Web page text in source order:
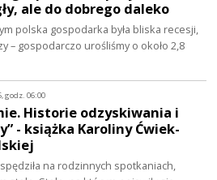
ale do dobrego daleko
polska gospodarka była bliska recesji,
– gospodarczo urośliśmy o około 2,8
godz. 06:00
Historie odzyskiwania i
- książka Karoliny Ćwiek-
na rodzinnych spotkaniach,